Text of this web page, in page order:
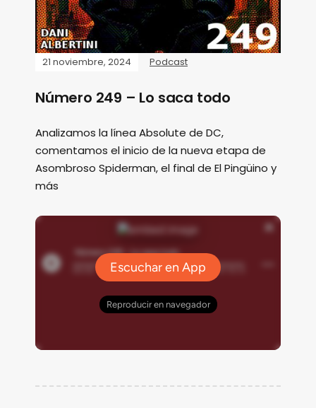
21 noviembre, 2024 Podcast
Número 249 – Lo saca todo
Analizamos la línea Absolute de DC,
comentamos el inicio de la nueva etapa de
Asombroso Spiderman, el final de El Pingüino y
más